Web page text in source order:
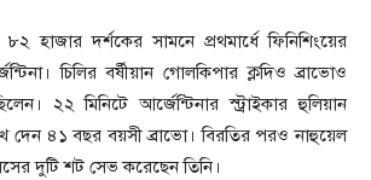
হাজার দর্শকের সামনে প্রথমার্ধে ফিনিশিংয়ের
চিলির বর্ষীয়ান গোলকিপার ক্লদিও ব্রাভোও
২২ মিনিটে আর্জেন্টিনার স্ট্রাইকার হুলিয়ান
৪১ বছর বয়সী ব্রাভো। বিরতির পরও নাহুয়েল
দুটি শট সেভ করেছেন তিনি।